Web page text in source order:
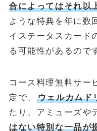
合によってはそれ以
ような特典を年に数
イステータスカード
る可能性があるので
コース料理無料サー
定で、
ウェルカムド
たり、アミューズや
はない特別な一品が